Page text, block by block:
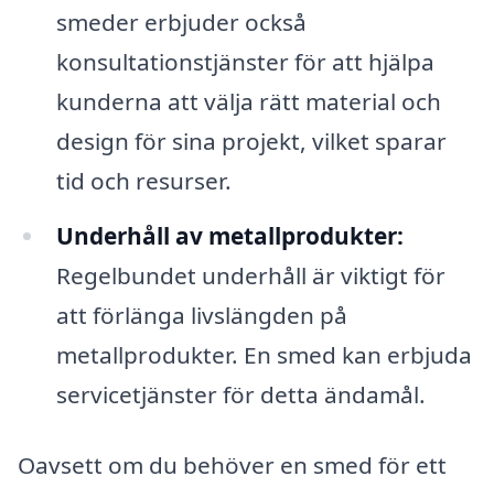
smeder erbjuder också
konsultationstjänster för att hjälpa
kunderna att välja rätt material och
design för sina projekt, vilket sparar
tid och resurser.
Underhåll av metallprodukter:
Regelbundet underhåll är viktigt för
att förlänga livslängden på
metallprodukter. En smed kan erbjuda
servicetjänster för detta ändamål.
Oavsett om du behöver en smed för ett